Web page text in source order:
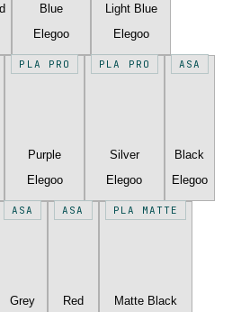
Blue
Elegoo
Light Blue
Elegoo
PLA PRO
Purple
Elegoo
PLA PRO
Silver
Elegoo
ASA
Black
Elegoo
ASA
Grey
ASA
Red
PLA MATTE
Matte Black